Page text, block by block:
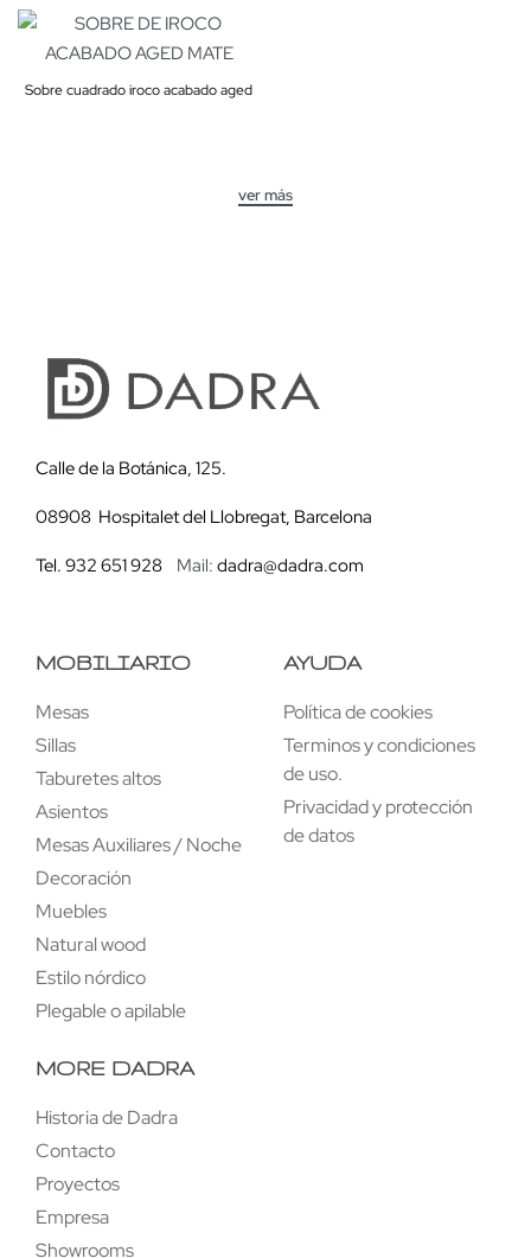
Sobre cuadrado iroco acabado aged
Calle de la Botánica, 125.
08908 Hospitalet del Llobregat, Barcelona
Tel. 932 651 928 Mail: dadra@dadra.com
MOBILIARIO
Mesas
Sillas
Taburetes altos
Asientos
Mesas Auxiliares / Noche
Decoración
Muebles
Natural wood
Estilo nórdico
Plegable o apilable
AYUDA
Política de cookies
Terminos y condiciones
de uso.
Privacidad y protección
de datos
MORE DADRA
Historia de Dadra
Contacto
Proyectos
Empresa
Showrooms